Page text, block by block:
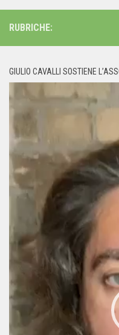
RUBRICHE:
GIULIO CAVALLI SOSTIENE
Player